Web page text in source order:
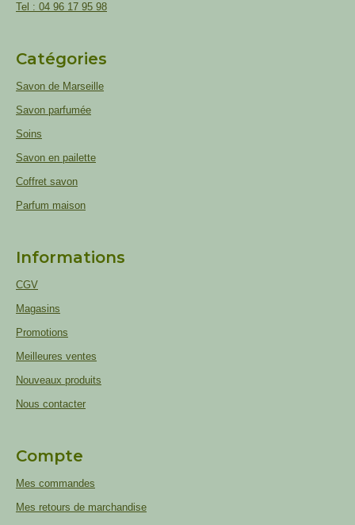
Tel : 04 96 17 95 98
Catégories
Savon de Marseille
Savon parfumée
Soins
Savon en pailette
Coffret savon
Parfum maison
Informations
CGV
Magasins
Promotions
Meilleures ventes
Nouveaux produits
Nous contacter
Compte
Mes commandes
Mes retours de marchandise